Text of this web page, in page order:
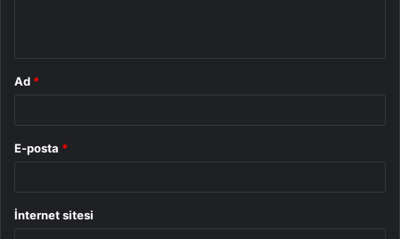
Ad *
E-posta *
İnternet sitesi